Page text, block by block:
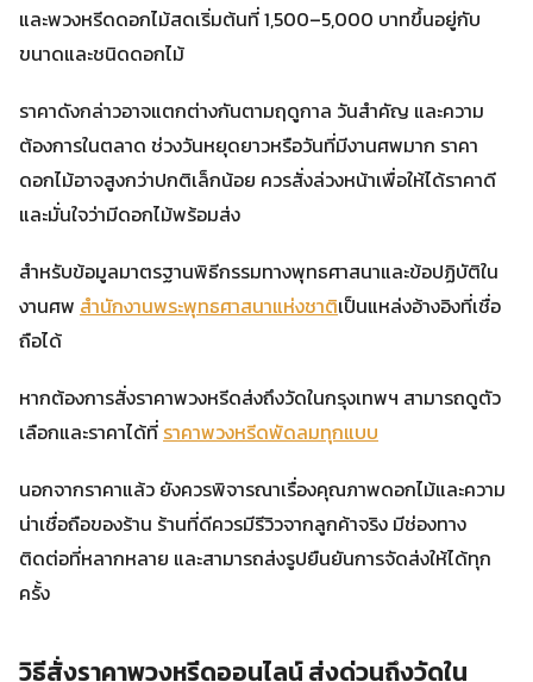
และพวงหรีดดอกไม้สดเริ่มต้นที่ 1,500–5,000 บาทขึ้นอยู่กับ
ขนาดและชนิดดอกไม้
ราคาดังกล่าวอาจแตกต่างกันตามฤดูกาล วันสำคัญ และความ
ต้องการในตลาด ช่วงวันหยุดยาวหรือวันที่มีงานศพมาก ราคา
ดอกไม้อาจสูงกว่าปกติเล็กน้อย ควรสั่งล่วงหน้าเพื่อให้ได้ราคาดี
และมั่นใจว่ามีดอกไม้พร้อมส่ง
สำหรับข้อมูลมาตรฐานพิธีกรรมทางพุทธศาสนาและข้อปฏิบัติใน
งานศพ สำนักงานพระพุทธศาสนาแห่งชาติเป็นแหล่งอ้างอิงที่เชื่อ
ถือได้
หากต้องการสั่งราคาพวงหรีดส่งถึงวัดในกรุงเทพฯ สามารถดูตัว
เลือกและราคาได้ที่ ราคาพวงหรีดพัดลมทุกแบบ
นอกจากราคาแล้ว ยังควรพิจารณาเรื่องคุณภาพดอกไม้และความ
น่าเชื่อถือของร้าน ร้านที่ดีควรมีรีวิวจากลูกค้าจริง มีช่องทาง
ติดต่อที่หลากหลาย และสามารถส่งรูปยืนยันการจัดส่งให้ได้ทุก
ครั้ง
วิธีสั่งราคาพวงหรีดออนไลน์ ส่งด่วนถึงวัดใน